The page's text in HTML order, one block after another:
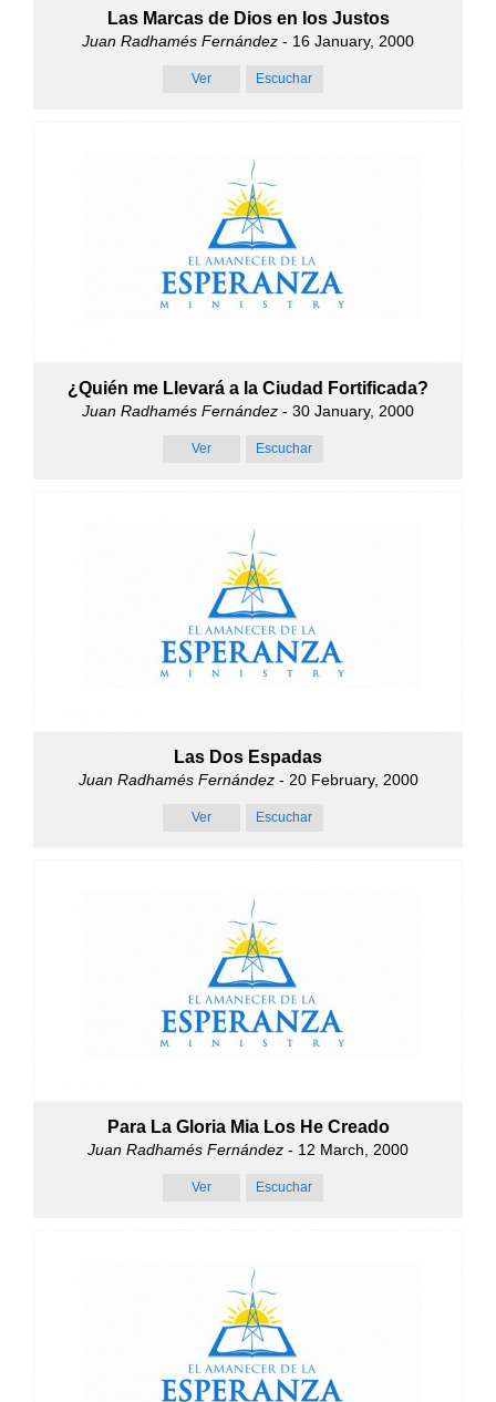
Las Marcas de Dios en los Justos
Juan Radhamés Fernández - 16 January, 2000
Ver Escuchar
¿Quién me Llevará a la Ciudad Fortificada?
Juan Radhamés Fernández - 30 January, 2000
Ver Escuchar
Las Dos Espadas
Juan Radhamés Fernández- 20 February, 2000
Ver Escuchar
Para La Gloria Mia Los He Creado
Juan Radhamés Fernández - 12 March, 2000
Ver Escuchar